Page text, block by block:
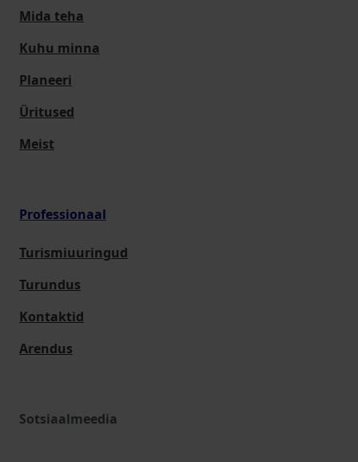
Mida teha
Kuhu minna
Planeeri
Üritused
Meist
Professionaal
Turismiuuringud
Turundus
Kontaktid
Arendus
Sotsiaalmeedia